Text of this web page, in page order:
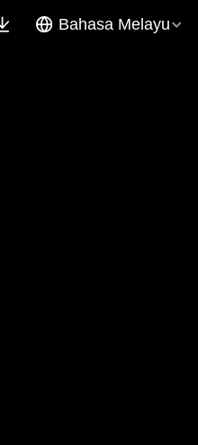
Bahasa Melayu